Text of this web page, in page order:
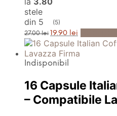
stele
din 5
(5)
27.00lei Prețul
inițial
a
fost:
27.00 lei.
19.90 lei Prețul
curent
este:
19.90 lei.
Indisponibil
16 Capsule
– Compatibile